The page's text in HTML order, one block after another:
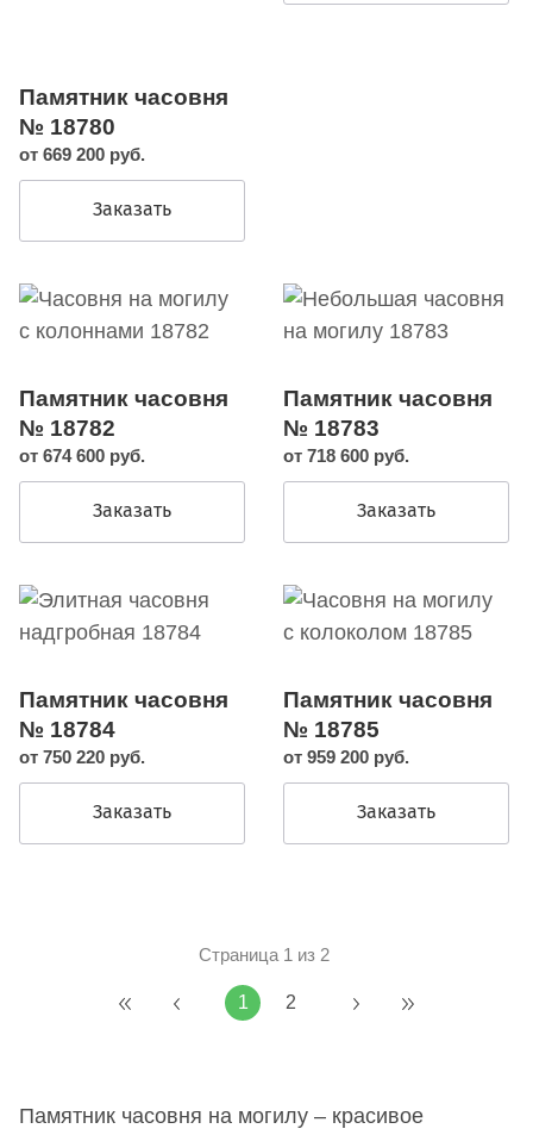
Памятник часовня
№ 18780
от 669 200 руб.
Заказать
Памятник часовня
№ 18782
от 674 600 руб.
Заказать
Памятник часовня
№ 18783
от 718 600 руб.
Заказать
Памятник часовня
№ 18784
от 750 220 руб.
Заказать
Памятник часовня
№ 18785
от 959 200 руб.
Заказать
Страница 1 из 2
1 2
Памятник часовня на могилу – красивое